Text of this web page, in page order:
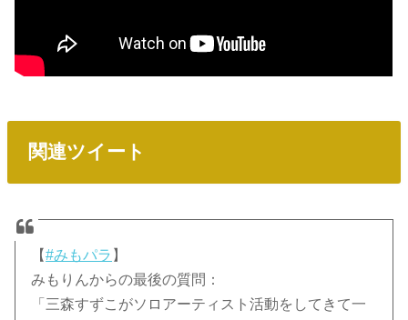
関連ツイート
【#みもパラ 】
みもりんからの最後の質問：
「三森すずこがソロアーティスト活動をしてきて一